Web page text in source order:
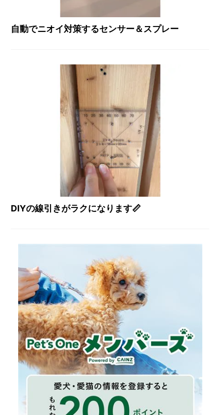
自動でニオイ対策するセンサー＆スプレー
DIYの線引きがラクになります📏